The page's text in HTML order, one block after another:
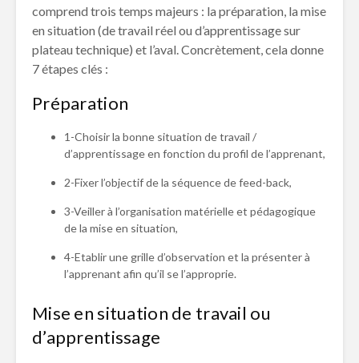
comprend trois temps majeurs : la préparation, la mise
en situation (de travail réel ou d’apprentissage sur
plateau technique) et l’aval. Concrètement, cela donne
7 étapes clés :
Préparation
1-Choisir la bonne situation de travail /
d’apprentissage en fonction du profil de l’apprenant,
2-Fixer l’objectif de la séquence de feed-back,
3-Veiller à l’organisation matérielle et pédagogique
de la mise en situation,
4-Etablir une grille d’observation et la présenter à
l’apprenant afin qu’il se l’approprie.
Mise en situation de travail ou
d’apprentissage